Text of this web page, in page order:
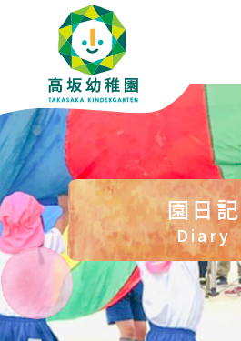
園日記
Diary